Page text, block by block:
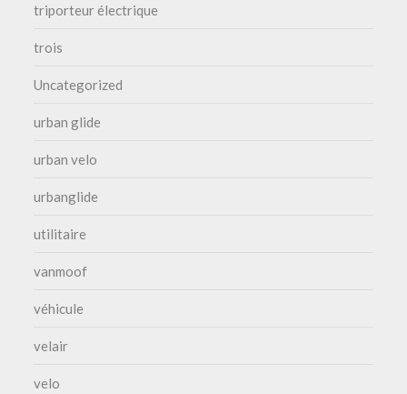
triporteur électrique
trois
Uncategorized
urban glide
urban velo
urbanglide
utilitaire
vanmoof
véhicule
velair
velo